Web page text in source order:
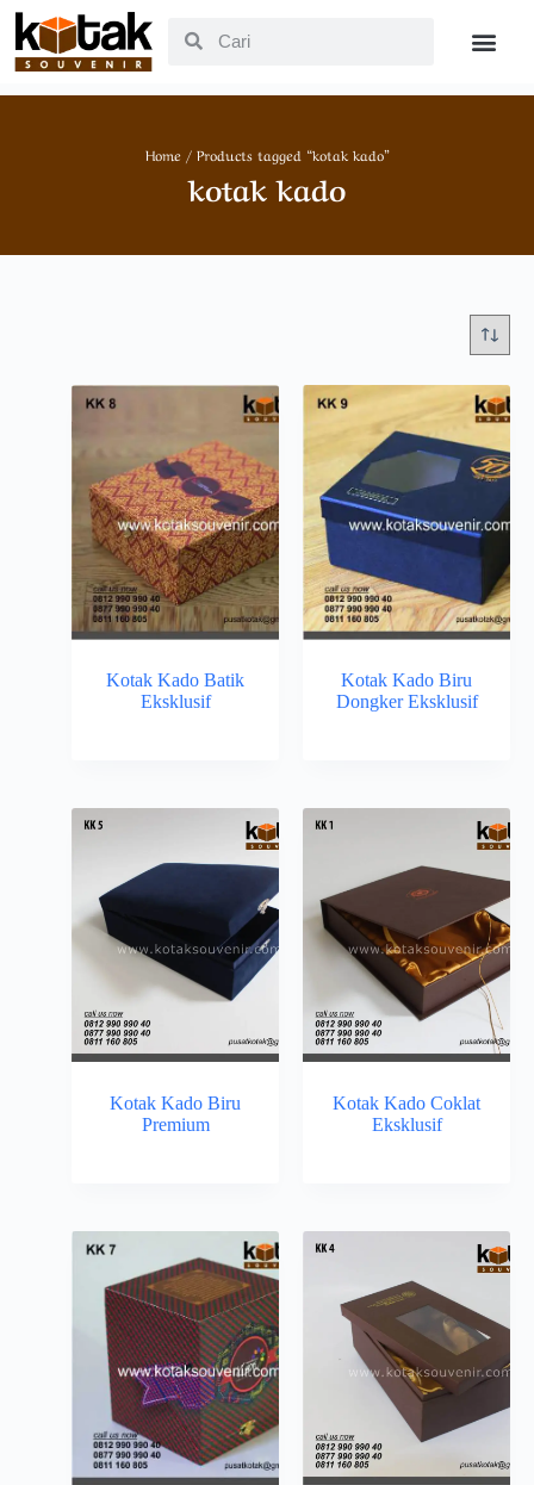
Home/ Products tagged “kotak kado”
kotak kado
Kotak Kado Batik
Eksklusif
Kotak Kado Biru
Dongker Eksklusif
Kotak Kado Biru
Premium
Kotak Kado Coklat
Eksklusif